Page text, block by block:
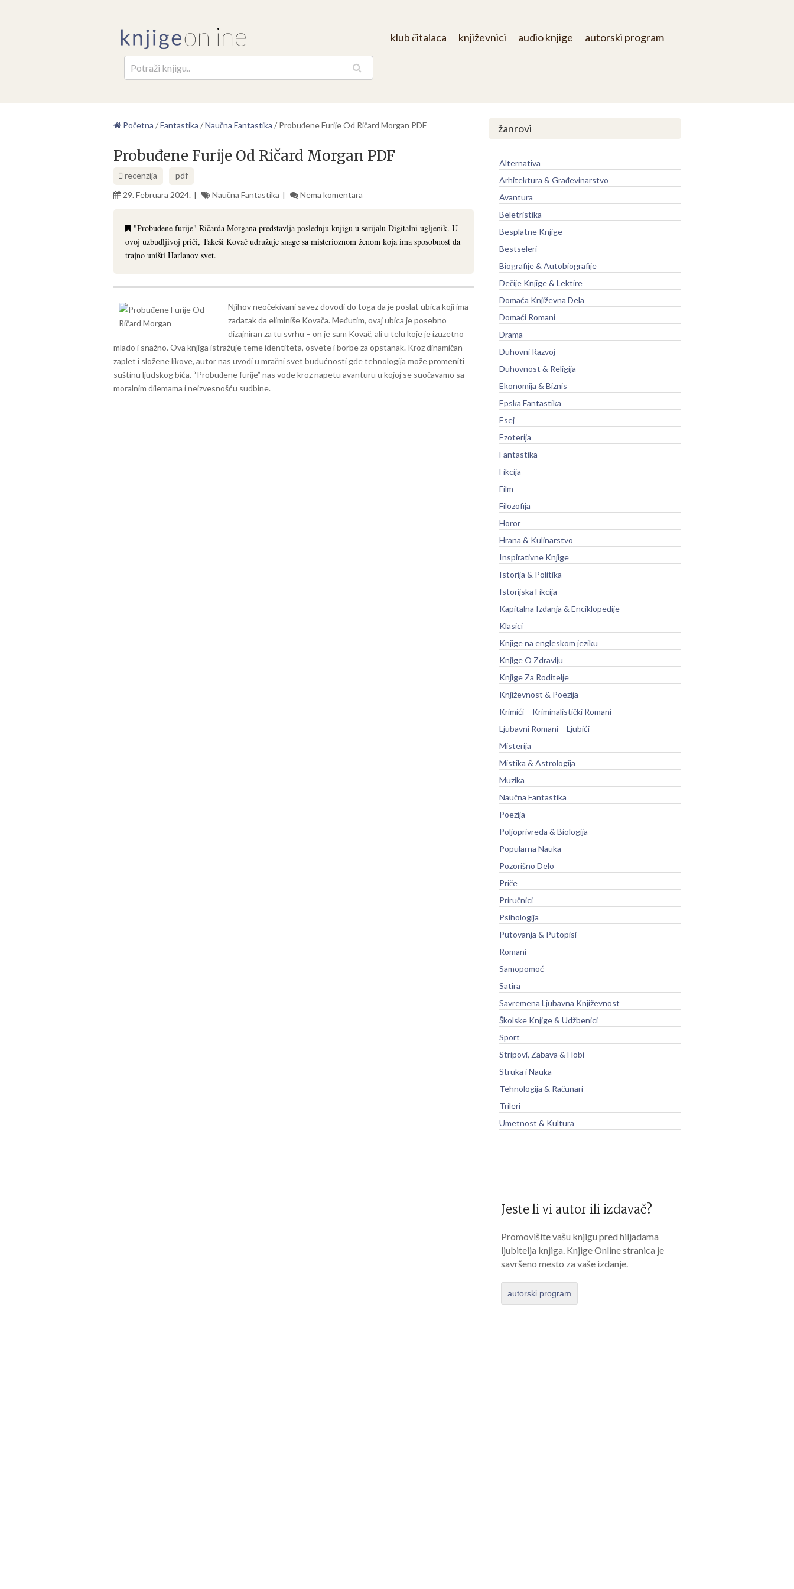
klub čitalaca književnici audio knjige autorski program
Početna /Fantastika /Naučna Fantastika / Probuđene Furije Od Ričard Morgan PDF
Probuđene Furije Od Ričard Morgan PDF
recenzija
pdf
29. Februara 2024.
Naučna Fantastika Nema komentara
"Probuđene furije" Ričarda Morgana predstavlja poslednju knjigu u serijalu Digitalni ugljenik. U
ovoj uzbudljivoj priči, Takeši Kovač udružuje snage sa misterioznom ženom koja ima sposobnost da
trajno uništi Harlanov svet.
Njihov neočekivani savez dovodi do toga da je poslat ubica koji ima
zadatak da eliminiše Kovača. Međutim, ovaj ubica je posebno
dizajniran za tu svrhu – on je sam Kovač, ali u telu koje je izuzetno
mlado i snažno. Ova knjiga istražuje teme identiteta, osvete i borbe za opstanak. Kroz dinamičan
zaplet i složene likove, autor nas uvodi u mračni svet budućnosti gde tehnologija može promeniti
suštinu ljudskog bića. “Probuđene furije” nas vode kroz napetu avanturu u kojoj se suočavamo sa
moralnim dilemama i neizvesnošću sudbine.
žanrovi
Alternativa
Arhitektura & Građevinarstvo
Avantura
Beletristika
Besplatne Knjige
Bestseleri
Biografije & Autobiografije
Dečije Knjige & Lektire
Domaća Književna Dela
Domaći Romani
Drama
Duhovni Razvoj
Duhovnost & Religija
Ekonomija & Biznis
Epska Fantastika
Esej
Ezoterija
Fantastika
Fikcija
Film
Filozofija
Horor
Hrana & Kulinarstvo
Inspirativne Knjige
Istorija & Politika
Istorijska Fikcija
Kapitalna Izdanja & Enciklopedije
Klasici
Knjige na engleskom jeziku
Knjige O Zdravlju
Knjige Za Roditelje
Književnost & Poezija
Krimići – Kriminalistički Romani
Ljubavni Romani – Ljubići
Misterija
Mistika & Astrologija
Muzika
Naučna Fantastika
Poezija
Poljoprivreda & Biologija
Popularna Nauka
Pozorišno Delo
Priče
Priručnici
Psihologija
Putovanja & Putopisi
Romani
Samopomoć
Satira
Savremena Ljubavna Književnost
Školske Knjige & Udžbenici
Sport
Stripovi, Zabava & Hobi
Struka i Nauka
Tehnologija & Računari
Trileri
Umetnost & Kultura
Jeste li vi autor ili izdavač?
Promovišite vašu knjigu pred hiljadama
ljubitelja knjiga. Knjige Online stranica je
savršeno mesto za vaše izdanje.
autorski program